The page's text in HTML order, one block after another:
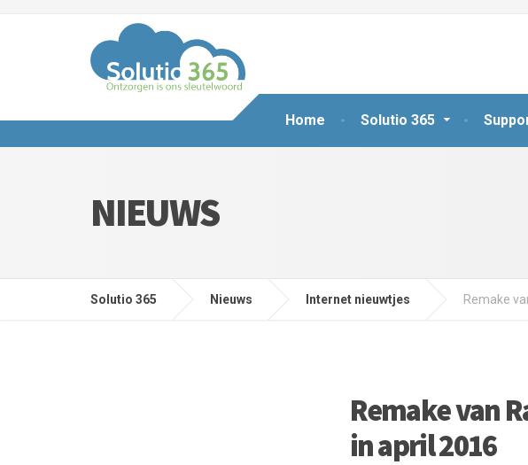
Home Solutio 365
NIEUWS
Solutio 365 Nieuws Internet nieuwtjes Remake
Remake van
in april 2016